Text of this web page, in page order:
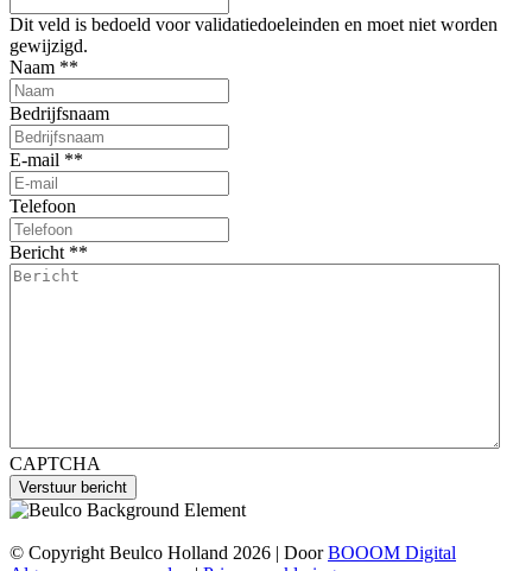
Dit veld is bedoeld voor validatiedoeleinden en moet niet worden
gewijzigd.
Naam **
Bedrijfsnaam
E-mail **
Telefoon
Bericht **
CAPTCHA
© Copyright Beulco Holland 2026 | DoorBOOOM Digital